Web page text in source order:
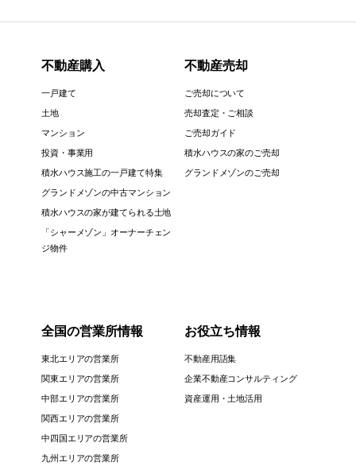
不動産購入
一戸建て
土地
マンション
投資・事業用
積水ハウス施工の一戸建て特集
グランドメゾンの中古マンション
積水ハウスの家が建てられる土地
「シャーメゾン」オーナーチェン
ジ物件
不動産売却
ご売却について
売却査定・ご相談
ご売却ガイド
積水ハウスの家のご売却
グランドメゾンのご売却
全国の営業所情報
東北エリアの営業所
関東エリアの営業所
中部エリアの営業所
関西エリアの営業所
中四国エリアの営業所
九州エリアの営業所
お役立ち情報
不動産用語集
企業不動産コンサルティング
資産運用・土地活用